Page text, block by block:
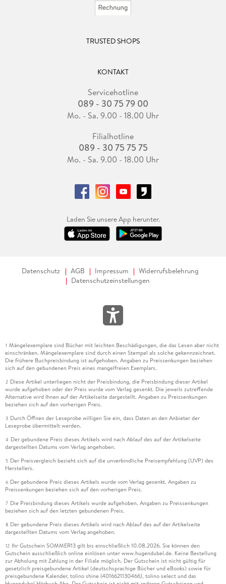
TRUSTED SHOPS
KONTAKT
Servicehotline
089 - 30 75 79 00
Mo. - Sa. 9.00 - 18.00 Uhr
Filialhotline
089 - 30 75 75 75
Mo. - Sa. 9.00 - 18.00 Uhr
Laden Sie unsere App herunter.
Datenschutz AGB Impressum
Widerrufsbelehrung
Datenschutzeinstellungen
1 Mängelexemplare sind Bücher mit leichten Beschädigungen, die das Lesen aber nicht
einschränken. Mängelexemplare sind durch einen Stempel als solche gekennzeichnet.
Die frühere Buchpreisbindung ist aufgehoben. Angaben zu Preissenkungen beziehen
sich auf den gebundenen Preis eines mangelfreien Exemplars.
2 Diese Artikel unterliegen nicht der Preisbindung, die Preisbindung dieser Artikel
wurde aufgehoben oder der Preis wurde vom Verlag gesenkt. Die jeweils zutreffende
Alternative wird Ihnen auf der Artikelseite dargestellt. Angaben zu Preissenkungen
beziehen sich auf den vorherigen Preis.
3 Durch Öffnen der Leseprobe willigen Sie ein, dass Daten an den Anbieter der
Leseprobe übermittelt werden.
4 Der gebundene Preis dieses Artikels wird nach Ablauf des auf der Artikelseite
dargestellten Datums vom Verlag angehoben.
5 Der Preisvergleich bezieht sich auf die unverbindliche Preisempfehlung (UVP) des
Herstellers.
6 Der gebundene Preis dieses Artikels wurde vom Verlag gesenkt. Angaben zu
Preissenkungen beziehen sich auf den vorherigen Preis.
7 Die Preisbindung dieses Artikels wurde aufgehoben. Angaben zu Preissenkungen
beziehen sich auf den letzten gebundenen Preis.
8 Der gebundene Preis dieses Artikels wird nach Ablauf des auf der Artikelseite
dargestellten Datums vom Verlag angehoben.
12 Ihr Gutschein SOMMER13 gilt bis einschließlich 10.08.2026. Sie können den
Gutschein ausschließlich online einlösen unter www.hugendubel.de. Keine Bestellung
zur Abholung mit Zahlung in der Filiale möglich. Der Gutschein ist nicht gültig für
gesetzlich preisgebundene Artikel (deutschsprachige Bücher und eBooks) sowie für
preisgebundene Kalender, tolino shine (4016621130466), tolino select und das